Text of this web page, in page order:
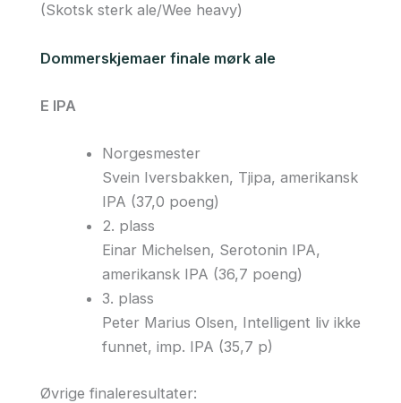
(Skotsk sterk ale/Wee heavy)
Dommerskjemaer finale mørk ale
E IPA
Norgesmester
Svein Iversbakken, Tjipa, amerikansk
IPA (37,0 poeng)
2. plass
Einar Michelsen, Serotonin IPA,
amerikansk IPA (36,7 poeng)
3. plass
Peter Marius Olsen, Intelligent liv ikke
funnet, imp. IPA (35,7 p)
Øvrige finaleresultater: